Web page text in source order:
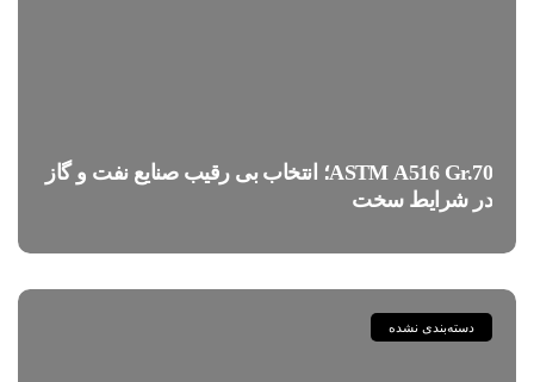
ASTM A516 Gr.70؛ انتخاب بی رقیب صنایع نفت و گاز
در شرایط سخت
دسته‌بندی نشده